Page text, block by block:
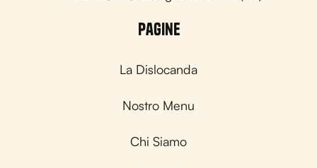
Pagine
La Dislocanda
Nostro Menu
Chi Siamo